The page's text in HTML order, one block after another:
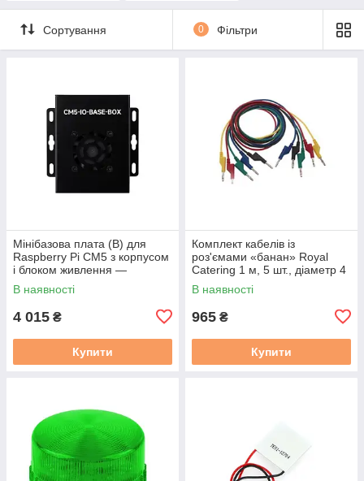
Сортування 0 Фільтри
Мінібазова плата (B) для
Raspberry Pi CM5 з корпусом
і блоком живлення —
Waveshare 31234
В наявності
4 015 ₴
Купити
Комплект кабелів із
роз'ємами «банан» Royal
Catering 1 м, 5 шт., діаметр 4
мм, червоний, жовтий,
зелений, синій,
В наявності
965 ₴
Купити